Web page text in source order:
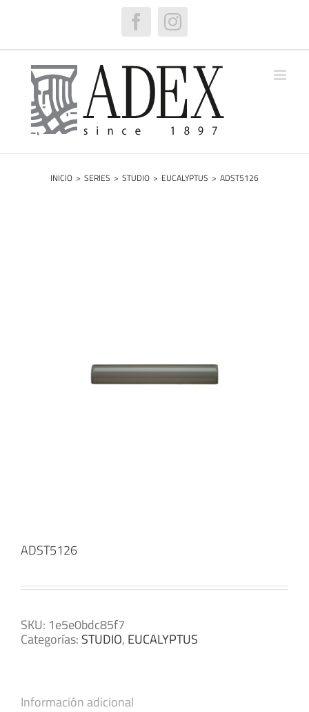
FacebookInstagram
INICIO > SERIES > STUDIO > EUCALYPTUS > ADST5126
ADST5126
SKU: 1e5e0bdc85f7
Categorías: STUDIO, EUCALYPTUS
Información adicional